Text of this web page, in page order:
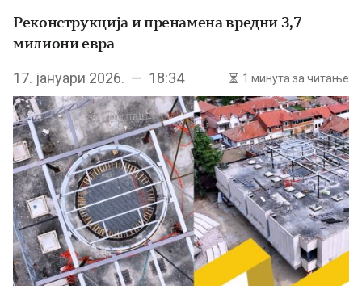
Реконструкција и пренамена вредни 3,7
милиони евра
17. јануари 2026. — 18:34 1 минута за читање